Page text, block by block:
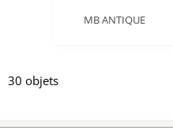
MB ANTIQUE
30 objets